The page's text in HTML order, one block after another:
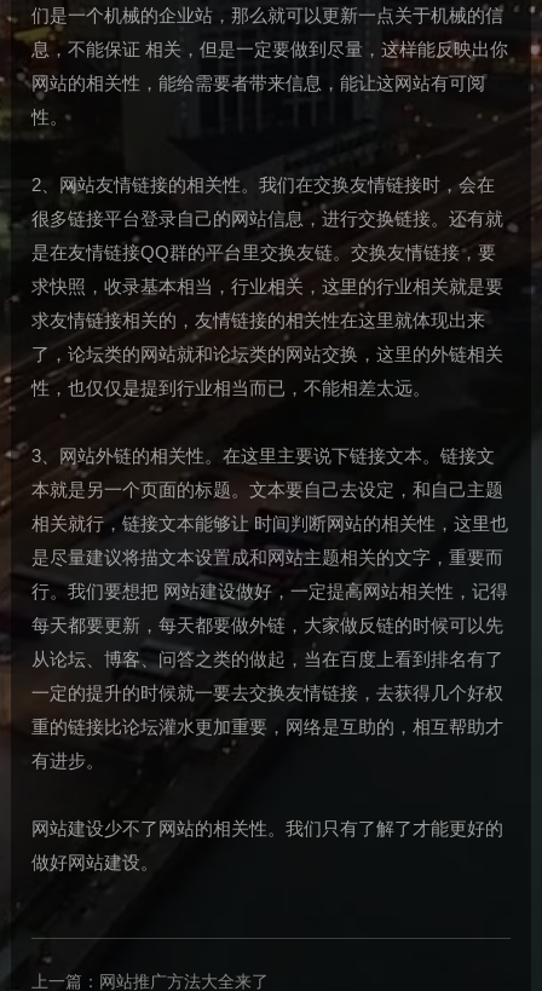
们是一个机械的企业站，那么就可以更新一点关于机械的信
息，不能保证 相关，但是一定要做到尽量，这样能反映出你
网站的相关性，能给需要者带来信息，能让这网站有可阅
性。
2、网站友情链接的相关性。我们在交换友情链接时，会在
很多链接平台登录自己的网站信息，进行交换链接。还有就
是在友情链接QQ群的平台里交换友链。交换友情链接，要
求快照，收录基本相当，行业相关，这里的行业相关就是要
求友情链接相关的，友情链接的相关性在这里就体现出来
了，论坛类的网站就和论坛类的网站交换，这里的外链相关
性，也仅仅是提到行业相当而已，不能相差太远。
3、网站外链的相关性。在这里主要说下链接文本。链接文
本就是另一个页面的标题。文本要自己去设定，和自己主题
相关就行，链接文本能够让 时间判断网站的相关性，这里也
是尽量建议将描文本设置成和网站主题相关的文字，重要而
行。我们要想把 网站建设做好，一定提高网站相关性，记得
每天都要更新，每天都要做外链，大家做反链的时候可以先
从论坛、博客、问答之类的做起，当在百度上看到排名有了
一定的提升的时候就一要去交换友情链接，去获得几个好权
重的链接比论坛灌水更加重要，网络是互助的，相互帮助才
有进步。
网站建设少不了网站的相关性。我们只有了解了才能更好的
做好网站建设。
上一篇： 网站推广方法大全来了